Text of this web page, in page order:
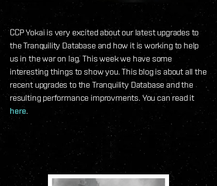
CCP Yokai is very excited about our latest upgrades to
the Tranquility Database and how it is working to help
us in the war on lag. This week we have some
interesting things to show you. This blog is about all the
recent upgrades to the Tranquility Database and the
resulting performance improvments. You can read it
here.